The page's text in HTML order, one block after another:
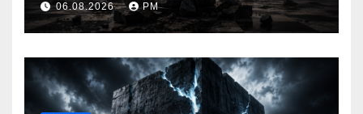
06.08.2026 РМ